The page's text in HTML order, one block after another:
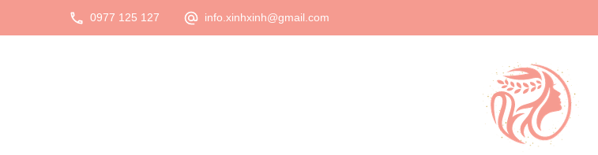
0977 125 127 info.xinhxinh@gmail.com
XinhXinh
Trang tin tức cho phái đẹp